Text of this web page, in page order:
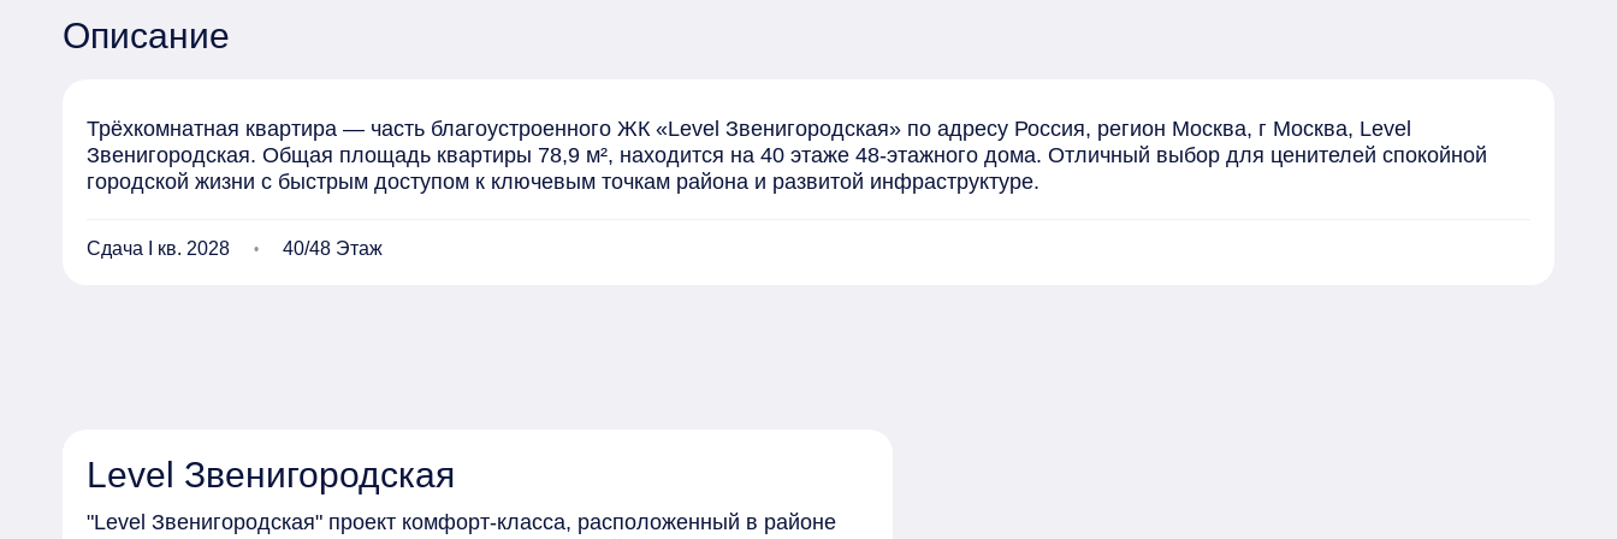
Описание
Трёхкомнатная квартира — часть благоустроенного ЖК «Level Звенигородская» по адресу Россия, регион Москва, г Москва, Level
Звенигородская. Общая площадь квартиры 78,9 м², находится на 40 этаже 48-этажного дома. Отличный выбор для ценителей спокойной
городской жизни с быстрым доступом к ключевым точкам района и развитой инфраструктуре.
Сдача I кв. 2028 40/48 Этаж
Level Звенигородская
"Level Звенигородская" проект комфорт-класса, расположенный в районе